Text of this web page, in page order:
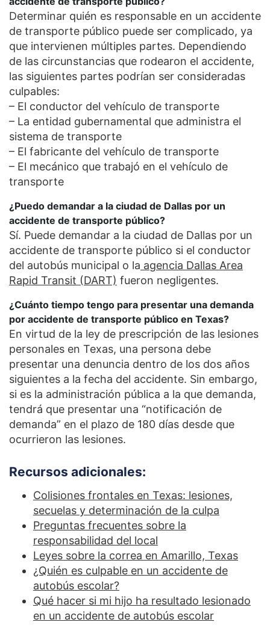
Determinar quién es responsable en un accidente
de transporte público puede ser complicado, ya
que intervienen múltiples partes. Dependiendo
de las circunstancias que rodearon el accidente,
las siguientes partes podrían ser consideradas
culpables:
– El conductor del vehículo de transporte
– La entidad gubernamental que administra el
sistema de transporte
– El fabricante del vehículo de transporte
– El mecánico que trabajó en el vehículo de
transporte
¿Puedo demandar a la ciudad de Dallas por un
accidente de transporte público?
Sí. Puede demandar a la ciudad de Dallas por un
accidente de transporte público si el conductor
del autobús municipal o la agencia Dallas Area
Rapid Transit (DART) fueron negligentes.
¿Cuánto tiempo tengo para presentar una demanda
por accidente de transporte público en Texas?
En virtud de la ley de prescripción de las lesiones
personales en Texas, una persona debe
presentar una denuncia dentro de los dos años
siguientes a la fecha del accidente. Sin embargo,
si es la administración pública a la que demanda,
tendrá que presentar una “notificación de
demanda” en el plazo de 180 días desde que
ocurrieron las lesiones.
Recursos adicionales:
Colisiones frontales en Texas: lesiones,
secuelas y determinación de la culpa
Preguntas frecuentes sobre la
responsabilidad del local
Leyes sobre la correa en Amarillo, Texas
¿Quién es culpable en un accidente de
autobús escolar?
Qué hacer si mi hijo ha resultado lesionado
en un accidente de autobús escolar